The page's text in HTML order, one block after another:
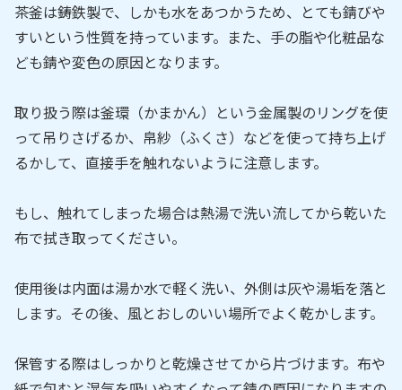
茶釜は鋳鉄製で、しかも水をあつかうため、とても錆びや
すいという性質を持っています。また、手の脂や化粧品な
ども錆や変色の原因となります。
取り扱う際は釜環（かまかん）という金属製のリングを使
って吊りさげるか、帛紗（ふくさ）などを使って持ち上げ
るかして、直接手を触れないように注意します。
もし、触れてしまった場合は熱湯で洗い流してから乾いた
布で拭き取ってください。
使用後は内面は湯か水で軽く洗い、外側は灰や湯垢を落と
します。その後、風とおしのいい場所でよく乾かします。
保管する際はしっかりと乾燥させてから片づけます。布や